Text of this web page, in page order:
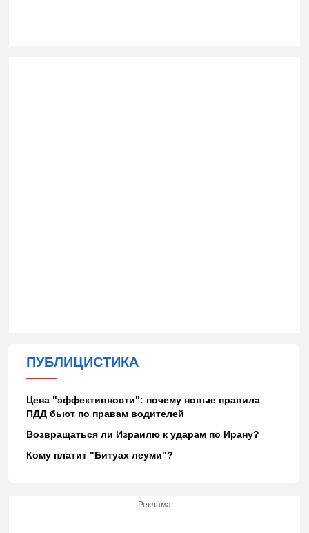
ПУБЛИЦИСТИКА
Цена "эффективности": почему новые правила
ПДД бьют по правам водителей
Возвращаться ли Израилю к ударам по Ирану?
Кому платит "Битуах леуми"?
Реклама